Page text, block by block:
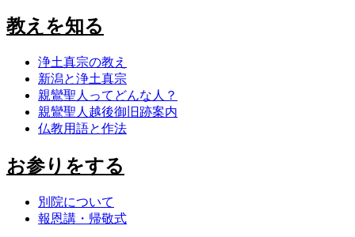
教えを知る
浄土真宗の教え
新潟と浄土真宗
親鸞聖人ってどんな人？
親鸞聖人越後御旧跡案内
仏教用語と作法
お参りをする
別院について
報恩講・帰敬式